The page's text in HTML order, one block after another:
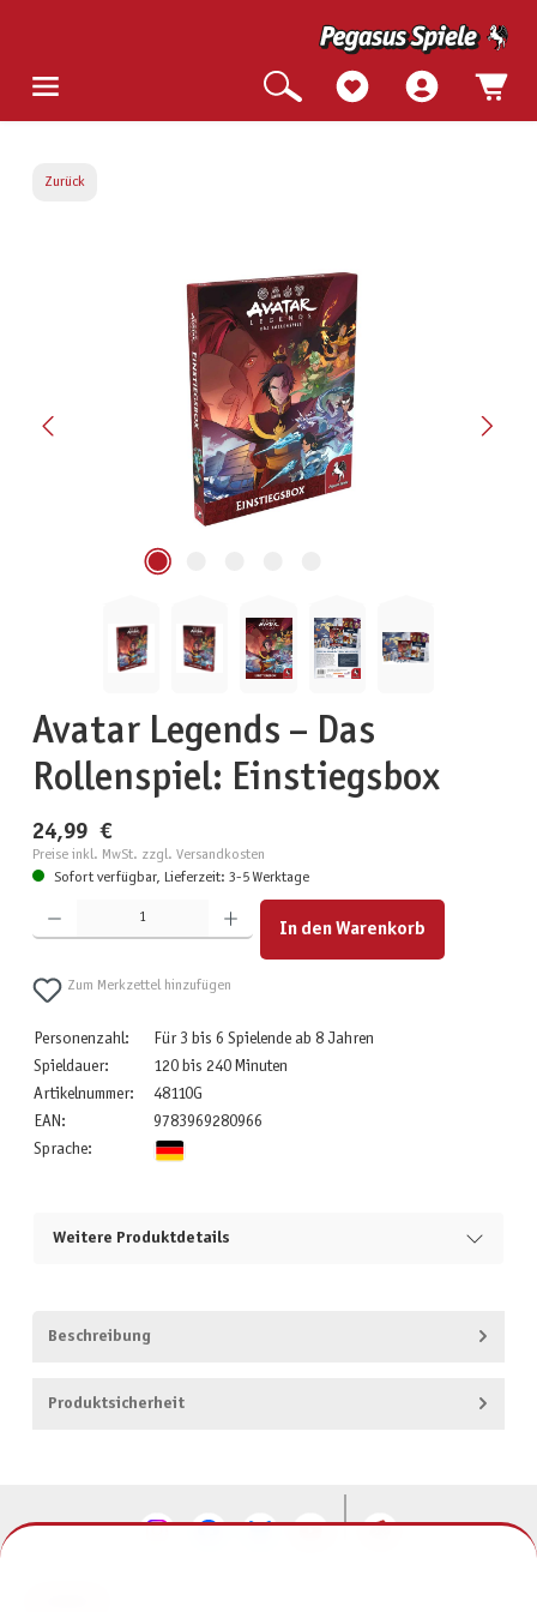
Zurück
Avatar Legends – Das
Rollenspiel: Einstiegsbox
24,99 €
Preise inkl. MwSt. zzgl. Versandkosten
Sofort verfügbar, Lieferzeit: 3-5 Werktage
Produkt Anzahl: Gib den gewünschten Wert ein oder benutze die Schaltflächen um die Anzahl zu
In den Warenkorb
Zum Merkzettel hinzufügen
Personenzahl:
Für 3 bis 6 Spielende ab 8 Jahren
Spieldauer:
120 bis 240 Minuten
Artikelnummer:
48110G
EAN:
9783969280966
Sprache:
Weitere Produktdetails
Beschreibung
Produktsicherheit